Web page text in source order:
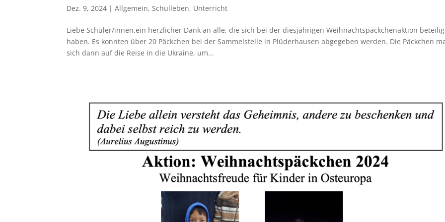
Dez. 9, 2024 |Allgemein, Schulleben, Unterricht
Liebe Schüler/innen,ein herzlicher Dank an alle, die sich bei der diesjährigen Weihnachtspäckchenaktion
haben. Es konnten über 20 Päckchen bei der Sammelstelle in Plüderhausen abgegeben werden. Die Päckchen
sich dann auf die Reise in die Ukraine, um...